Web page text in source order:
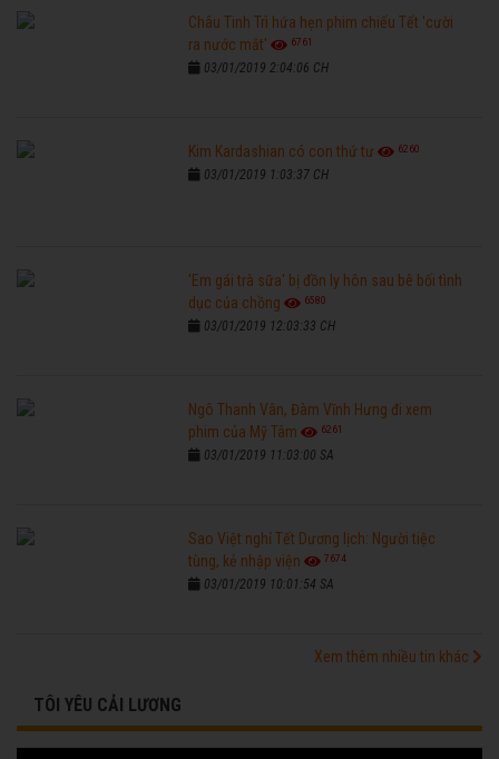
Châu Tinh Trì hứa hẹn phim chiếu Tết 'cười
ra nước mắt'
6761
03/01/2019 2:04:06 CH
Kim Kardashian có con thứ tư 6260
03/01/2019 1:03:37 CH
'Em gái trà sữa' bị đồn ly hôn sau bê bối tình
dục của chồng
6580
03/01/2019 12:03:33 CH
Ngô Thanh Vân, Đàm Vĩnh Hưng đi xem
phim của Mỹ Tâm
6261
03/01/2019 11:03:00 SA
Sao Việt nghỉ Tết Dương lịch: Người tiệc
tùng, kẻ nhập viện
7674
03/01/2019 10:01:54 SA
Xem thêm nhiều tin khác
TÔI YÊU CẢI LƯƠNG